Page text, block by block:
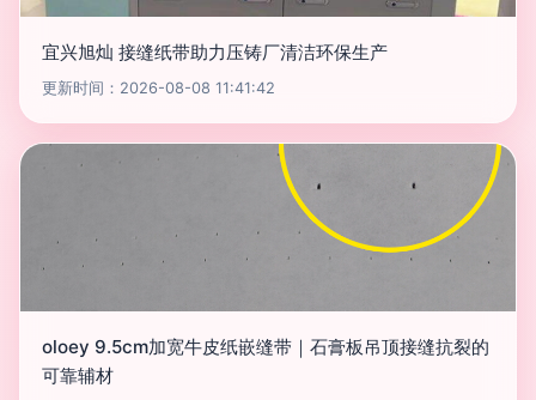
宜兴旭灿 接缝纸带助力压铸厂清洁环保生产
更新时间：2026-08-08 11:41:42
oloey 9.5cm加宽牛皮纸嵌缝带｜石膏板吊顶接缝抗裂的
可靠辅材